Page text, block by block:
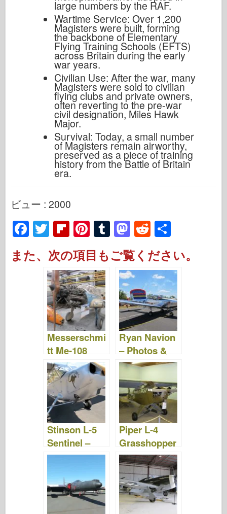
large numbers by the RAF.
Wartime Service: Over 1,200
Magisters were built, forming
the backbone of Elementary
Flying Training Schools (EFTS)
across Britain during the early
war years.
Civilian Use: After the war, many
Magisters were sold to civilian
flying clubs and private owners,
often reverting to the pre-war
civil designation, Miles Hawk
Major.
Survival: Today, a small number
of Magisters remain airworthy,
preserved as a piece of training
history from the Battle of Britain
era.
ビュー : 2000
F
c
T
wi
tt
er
Fl
ip
b
o
ar
d
Pi
nt
er
e
st
T
u
m
bl
M
a
st
o
d
o
n
R
e
d
di
t
h
ar
e
また、次の項目もご覧ください。
Messerschmi
tt Me-108
Taifun –
Photos &
Video
Ryan Navion
– Photos &
Video
Stinson L-5
Sentinel –
Photos &
Piper L-4
Grasshopper
– Photos &
Video